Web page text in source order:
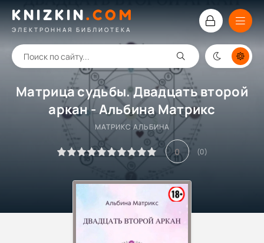
KNIZKIN.COM
ЭЛЕКТРОННАЯ БИБЛИОТЕКА
Матрица судьбы. Двадцать второй
аркан - Альбина Матрикс
МАТРИКС АЛЬБИНА
0 (0)